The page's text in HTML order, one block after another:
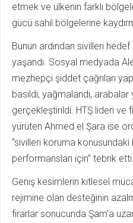
etmek ve ülkenin farklı
gücü sahil bölgelerine
Bunun ardından sivilleri
yaşandı. Sosyal medyada
mezhepçi şiddet çağrıları
basıldı, yağmalandı, arabalar
gerçekleştirildi. HTŞ lideri ve
yürüten Ahmed el Şara ise
“sivilleri koruma konusundaki
performansları için” tebrik etti.
Geniş kesimlerin kitlesel
rejimine olan desteğinin
firarlar sonucunda Şam’a